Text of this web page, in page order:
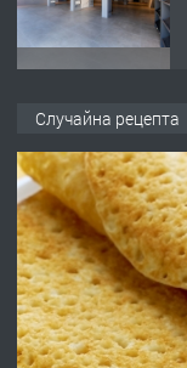
ПРЕДЛАГА
ПРЕДЛАГА
Случайна рецепта